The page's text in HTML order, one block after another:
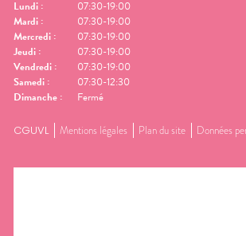
Lundi :
07:30-19:00
Mardi :
07:30-19:00
Mercredi :
07:30-19:00
Jeudi :
07:30-19:00
Vendredi :
07:30-19:00
Samedi :
07:30-12:30
Dimanche : Fermé
CGUVL Mentions légales Plan du site Données